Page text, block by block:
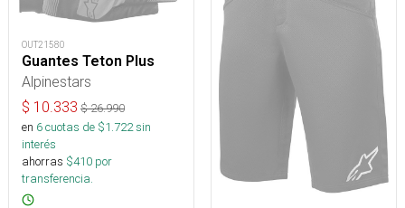
OUT21580
Guantes Teton Plus
Alpinestars
$ 10.333 $26.990
en 6cuotas de $1.722sin
interés
ahorras $410 por
transferencia.